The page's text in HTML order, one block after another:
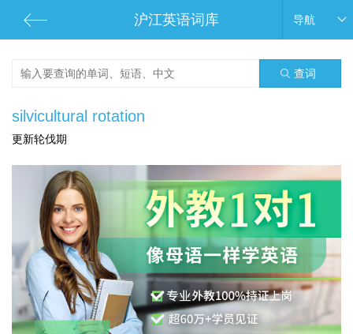
沪江英语词库 导航
查词
silvicultural rotation
更新轮伐期